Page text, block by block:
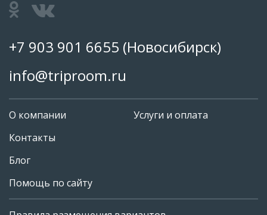
+7 903 901 6655 (Новосибирск)
info@triproom.ru
О компании
Контакты
Блог
Помощь по сайту
Услуги и оплата